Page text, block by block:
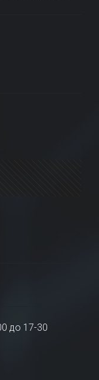
до 17-30